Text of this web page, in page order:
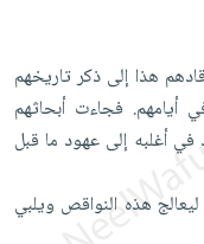
هذا إلى ذكر تاريخهم
أيامهم. فجاءت أبحاثهم
أغلبه إلى عهود ما قبل
هذه النواقص ويلبي